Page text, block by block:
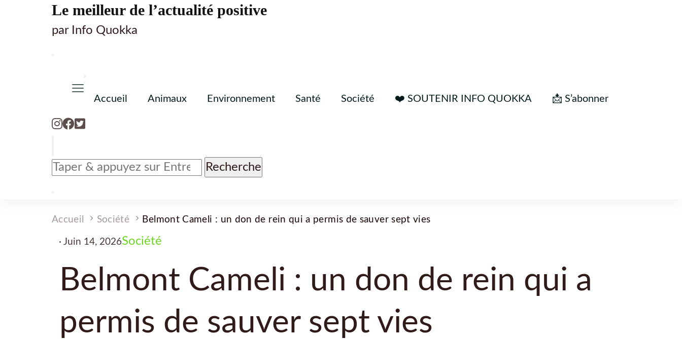
Le meilleur de l’actualité positive
par Info Quokka
Accueil Animaux Environnement Santé Société ❤️ SOUTENIR INFO QUOKKA 📩 S’abonner
Vous
recherchiez
?
Accueil Société Belmont Cameli : un don de rein qui a permis de sauver sept vies
Juin 14, 2026Société
Belmont Cameli : un don de rein qui a
permis de sauver sept vies